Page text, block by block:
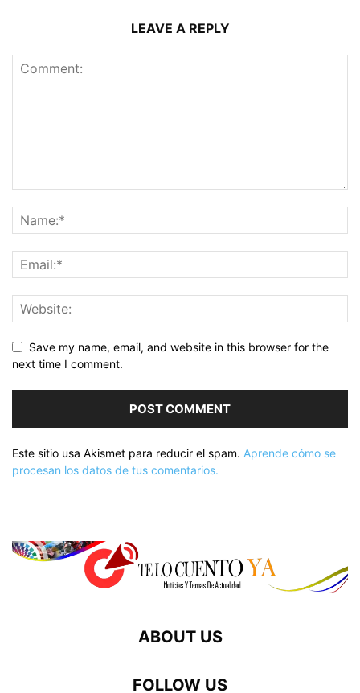
LEAVE A REPLY
Save my name, email, and website in this browser for the
next time I comment.
Este sitio usa Akismet para reducir el spam. Aprende cómo se
procesan los datos de tus comentarios.
ABOUT US
FOLLOW US